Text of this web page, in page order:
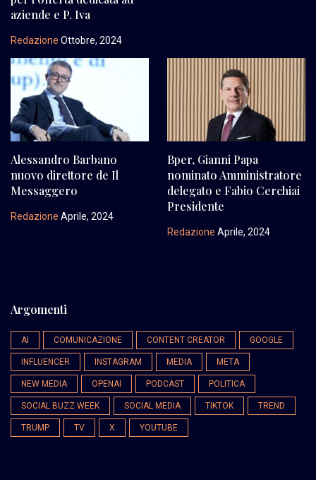
aziende e P. Iva
Redazione Ottobre, 2024
Alessandro Barbano
nuovo direttore de Il
Messaggero
Redazione Aprile, 2024
Bper, Gianni Papa
nominato Amministratore
delegato e Fabio Cerchiai
Presidente
Redazione Aprile, 2024
Argomenti
AI COMUNICAZIONE CONTENT CREATOR GOOGLE
INFLUENCER INSTAGRAM MEDIA META
NEW MEDIA OPENAI PODCAST POLITICA
SOCIAL BUZZ WEEK SOCIAL MEDIA TIKTOK TREND
TRUMP TV X YOUTUBE